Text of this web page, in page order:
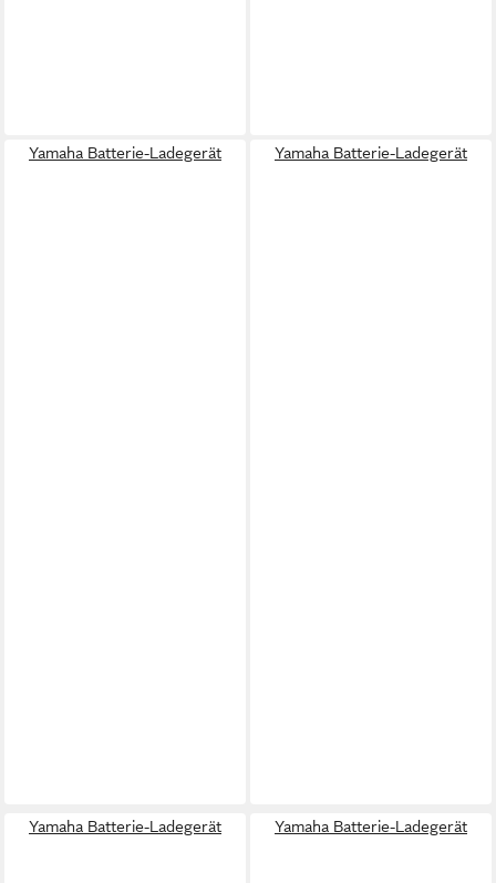
Yamaha Batterie-Ladegerät Yamaha Batterie-Ladegerät
Yamaha Batterie-Ladegerät Yamaha Batterie-Ladegerät